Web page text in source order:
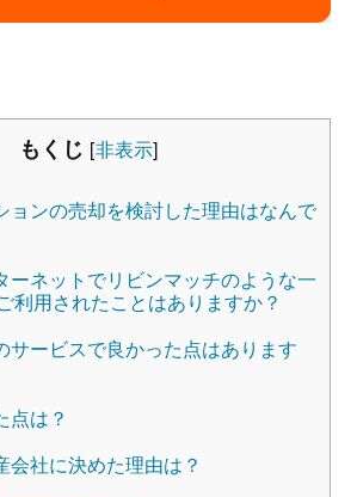
もくじ [非表示]
ョンの売却を検討した理由はなんで
ネットでリビンマッチのような一
利用されたことはありますか？
サービスで良かった点はあります
点は？
社に決めた理由は？